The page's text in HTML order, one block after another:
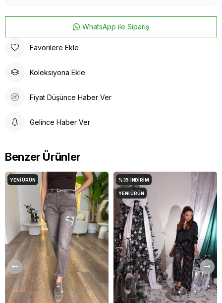
WhatsApp ile Sipariş
Favorilere Ekle
Koleksiyona Ekle
Fiyat Düşünce Haber Ver
Gelince Haber Ver
Benzer Ürünler
YENI ÜRÜN %35 İNDIRIM
YENI ÜRÜN